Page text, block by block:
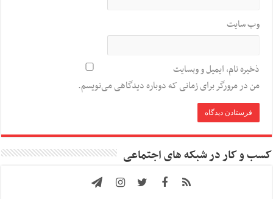
وب‌ سایت
ذخیره نام، ایمیل و وبسایت
من در مرورگر برای زمانی که دوباره دیدگاهی می‌نویسم.
کسب و کار در شبکه های اجتماعی